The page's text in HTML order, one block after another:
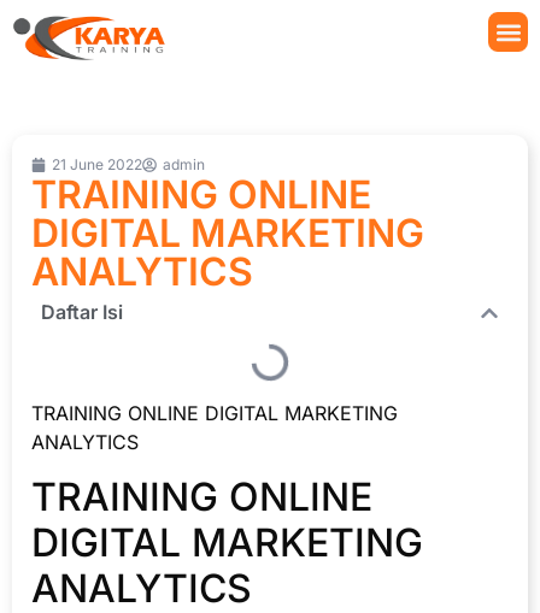
21 June 2022 admin
TRAINING ONLINE
DIGITAL MARKETING
ANALYTICS
Daftar Isi
TRAINING ONLINE DIGITAL MARKETING
ANALYTICS
TRAINING ONLINE
DIGITAL MARKETING
ANALYTICS